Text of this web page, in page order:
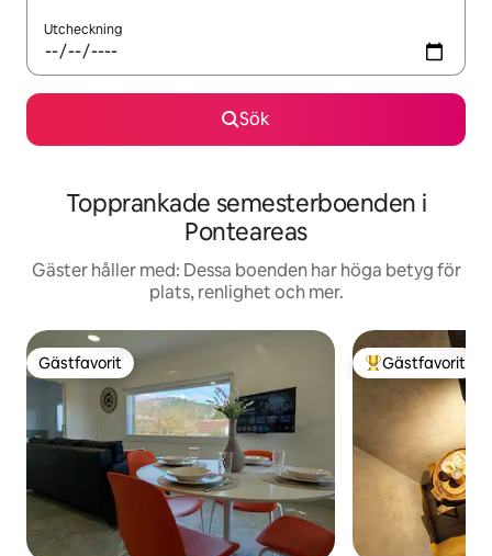
Utcheckning
Sök
Topprankade semesterboenden i
Ponteareas
Gäster håller med: Dessa boenden har höga betyg för
plats, renlighet och mer.
Gästfavorit
Gästfavorit Populär
Gästfavorit